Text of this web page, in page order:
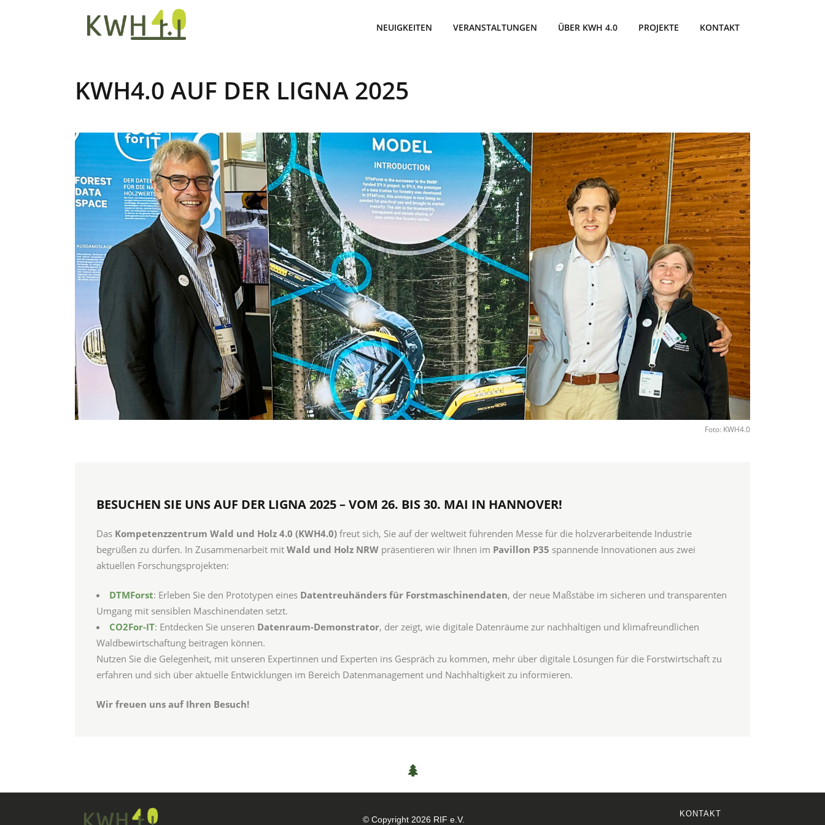
NEUIGKEITEN VERANSTALTUNGEN ÜBER KWH 4.0 PROJEKTE KONTAKT
KWH4.0 AUF DER LIGNA 2025
Foto: KWH4.0
BESUCHEN SIE UNS AUF DER LIGNA 2025 – VOM 26. BIS 30. MAI IN HANNOVER!
Das Kompetenzzentrum Wald und Holz 4.0 (KWH4.0) freut sich, Sie auf der weltweit führenden Messe für die holzverarbeitende Industrie
begrüßen zu dürfen. In Zusammenarbeit mit Wald und Holz NRW präsentieren wir Ihnen im Pavillon P35 spannende Innovationen aus zwei
aktuellen Forschungsprojekten:
DTMForst: Erleben Sie den Prototypen eines Datentreuhänders für Forstmaschinendaten, der neue Maßstäbe im sicheren und transparenten
Umgang mit sensiblen Maschinendaten setzt.
CO2For-IT: Entdecken Sie unseren Datenraum-Demonstrator, der zeigt, wie digitale Datenräume zur nachhaltigen und klimafreundlichen
Waldbewirtschaftung beitragen können.
Nutzen Sie die Gelegenheit, mit unseren Expertinnen und Experten ins Gespräch zu kommen, mehr über digitale Lösungen für die Forstwirtschaft zu
erfahren und sich über aktuelle Entwicklungen im Bereich Datenmanagement und Nachhaltigkeit zu informieren.
Wir freuen uns auf Ihren Besuch!
© Copyright 2026 RIF e.V.
KONTAKT